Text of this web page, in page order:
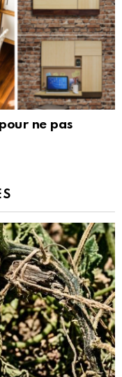
ne pas